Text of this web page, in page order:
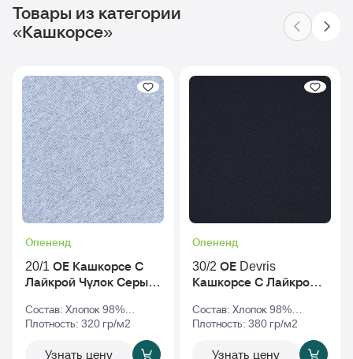
Товары из категории
«Кашкорсе»
Опененд
20/1 ОЕ Кашкорсе С
Лайкрой Чулок Серый-
Состав: Хлопок 98%
Эластан 2%
Плотность: 320 гр/м2
Узнать цену
Опененд
30/2 ОЕ Devris
Кашкорсе С Лайкрой
Состав: Хлопок 98%
Эластан 2%
Плотность: 380 гр/м2
Узнать цену